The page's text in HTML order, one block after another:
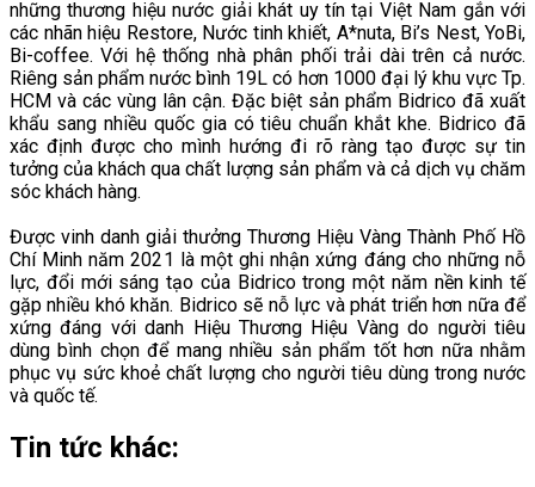
những thương hiệu nước giải khát uy tín tại Việt Nam gắn với
các nhãn hiệu Restore, Nước tinh khiết, A*nuta, Bi’s Nest, YoBi,
Bi-coffee. Với hệ thống nhà phân phối trải dài trên cả nước.
Riêng sản phẩm nước bình 19L có hơn 1000 đại lý khu vực Tp.
HCM và các vùng lân cận. Đặc biệt sản phẩm Bidrico đã xuất
khẩu sang nhiều quốc gia có tiêu chuẩn khắt khe. Bidrico đã
xác định được cho mình hướng đi rõ ràng tạo được sự tin
tưởng của khách qua chất lượng sản phẩm và cả dịch vụ chăm
sóc khách hàng.
Được vinh danh giải thưởng Thương Hiệu Vàng Thành Phố Hồ
Chí Minh năm 2021 là một ghi nhận xứng đáng cho những nỗ
lực, đổi mới sáng tạo của Bidrico trong một năm nền kinh tế
gặp nhiều khó khăn. Bidrico sẽ nỗ lực và phát triển hơn nữa để
xứng đáng với danh Hiệu Thương Hiệu Vàng do người tiêu
dùng bình chọn để mang nhiều sản phẩm tốt hơn nữa nhằm
phục vụ sức khoẻ chất lượng cho người tiêu dùng trong nước
và quốc tế.
Tin tức khác: